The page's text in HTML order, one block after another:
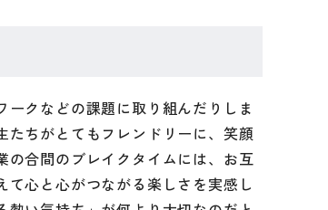
クなどの課題に取り組んだりしま
たちがとてもフレンドリーに、笑顔
の合間のブレイクタイムには、お互
心と心がつながる楽しさを実感し